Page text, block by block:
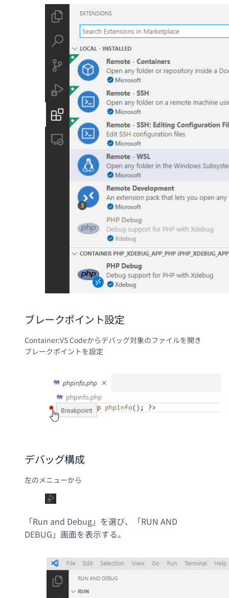
ブレークポイント設定
Container:VS Codeからデバッグ対象のファイルを開き
ブレークポイントを設定
デバッグ構成
左のメニューから
「Run and Debug」を選び、「RUN AND
DEBUG」画面を表示する。